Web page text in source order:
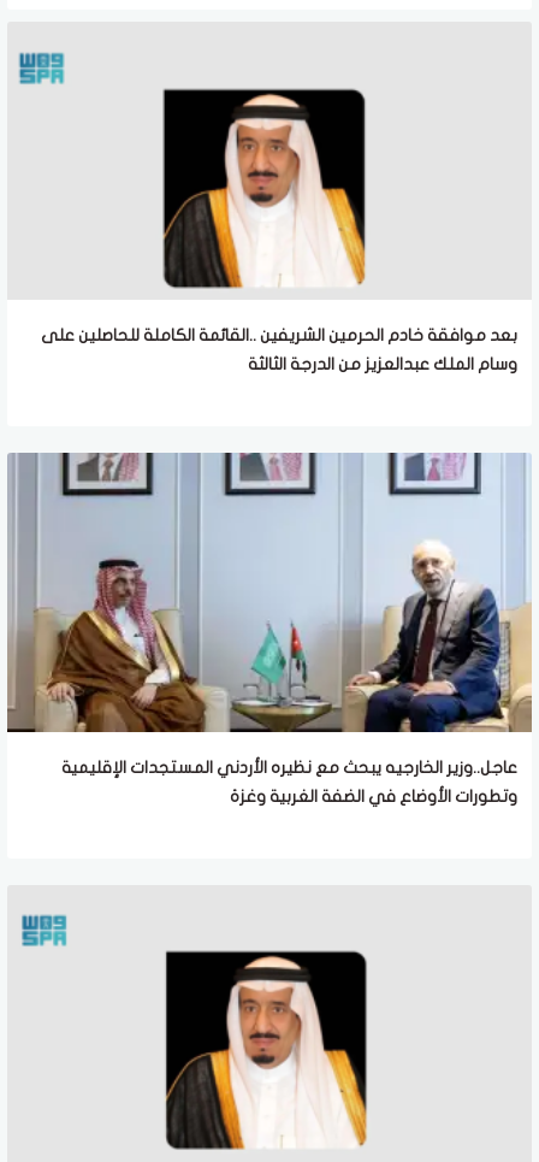
بعد موافقة خادم الحرمين الشريفين ..القائمة الكاملة للحاصلين على
وسام الملك عبدالعزيز من الدرجة الثالثة
عاجل..وزير الخارجيه يبحث مع نظيره الأردني المستجدات الإقليمية
وتطورات الأوضاع في الضفة الغربية وغزة